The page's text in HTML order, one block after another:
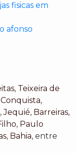
fisicas em
afonso
, Teixeira de
,
,Jequié, Barreiras,
, Paulo
, Bahia, entre